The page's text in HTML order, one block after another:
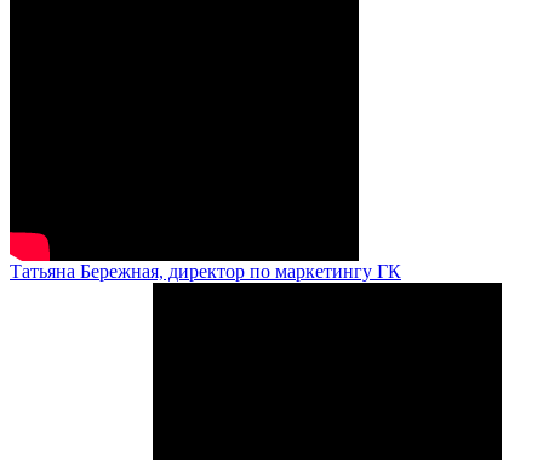
Татьяна Бережная, директор по маркетингу ГК